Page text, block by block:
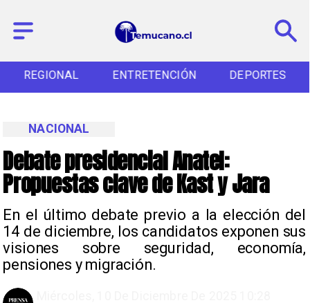
REGIONAL ENTRETENCIÓN DEPORTES
Debate presidencial Anatel:
Propuestas clave de Kast y Jara
En el último debate previo a la elección del
14 de diciembre, los candidatos exponen sus
visiones sobre seguridad, economía,
pensiones y migración.
NACIONAL